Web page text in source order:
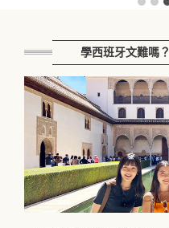
學西班牙文難嗎？